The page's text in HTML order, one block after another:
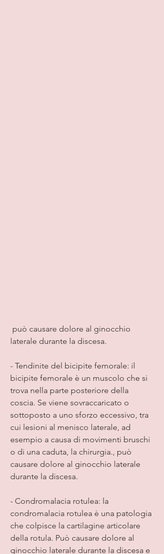
laterale durante la discesa.
- Tendinite del bicipite femorale: il
bicipite femorale è un muscolo che si
trova nella parte posteriore della
coscia. Se viene sovraccaricato o
sottoposto a uno sforzo eccessivo, tra
cui lesioni al menisco laterale, ad
esempio a causa di movimenti bruschi
o di una caduta, la chirurgia., può
causare dolore al ginocchio laterale
durante la discesa.
- Condromalacia rotulea: la
condromalacia rotulea è una patologia
che colpisce la cartilagine articolare
della rotula. Può causare dolore al
ginocchio laterale durante la discesa e